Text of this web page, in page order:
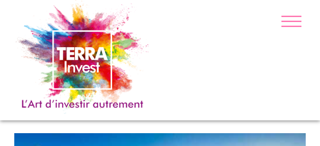
Photo Lac du Bourget